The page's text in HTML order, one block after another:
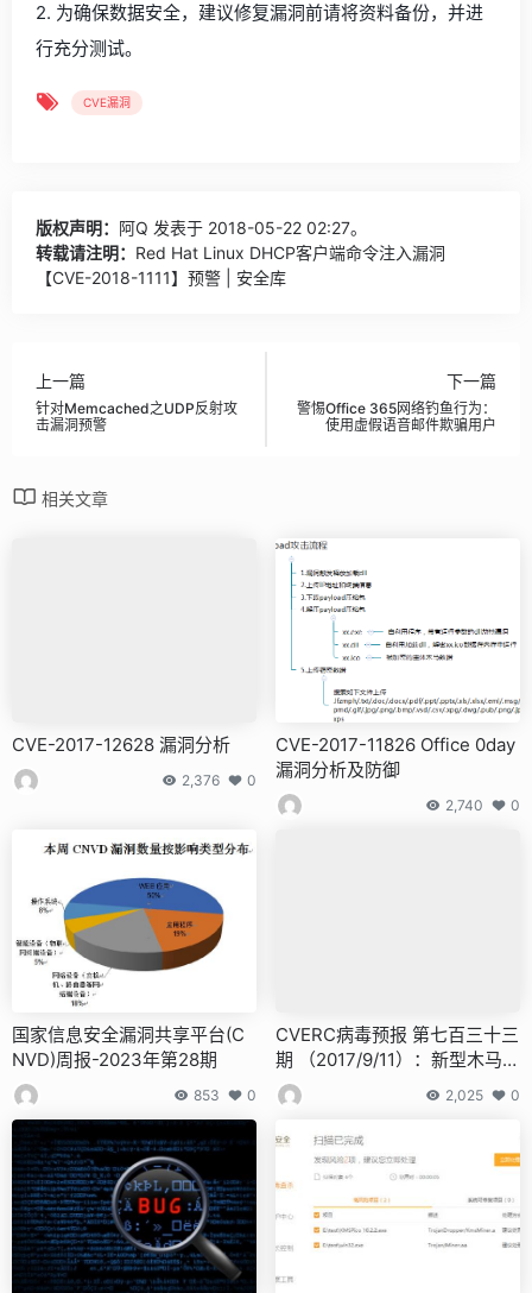
2. 为确保数据安全，建议修复漏洞前请将资料备份，并进
行充分测试。
CVE漏洞
版权声明： 阿Q 发表于 2018-05-22 02:27。
转载请注明： Red Hat Linux DHCP客户端命令注入漏洞
【CVE-2018-1111】预警 | 安全库
上一篇
针对Memcached之UDP反射攻
击漏洞预警
下一篇
警惕Office 365网络钓鱼行为：
使用虚假语音邮件欺骗用户
相关文章
CVE-2017-12628 漏洞分析
2,376 0
CVE-2017-11826 Office 0day
漏洞分析及防御
2,740 0
国家信息安全漏洞共享平台(C
NVD)周报-2023年第28期
853 0
CVERC病毒预报 第七百三十三
期 （2017/9/11）：新型木马伪
装成应用软件
2,025 0